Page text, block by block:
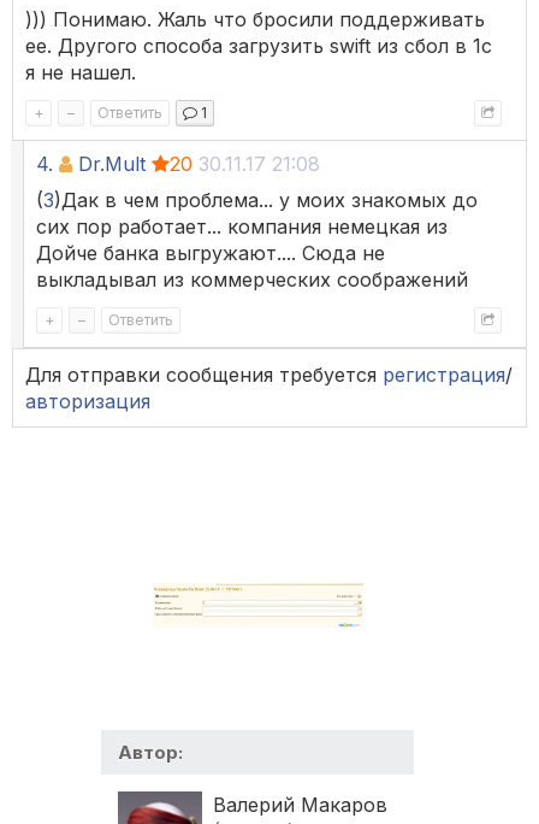
))) Понимаю. Жаль что бросили поддерживать
ее. Другого способа загрузить swift из сбол в 1с
я не нашел.
+ – Ответить 1
4. Dr.Mult 20 30.11.17 21:08
(3)Дак в чем проблема... у моих знакомых до
сих пор работает... компания немецкая из
Дойче банка выгружают.... Сюда не
выкладывал из коммерческих соображений
+ – Ответить
Для отправки сообщения требуется регистрация/
авторизация
Автор:
Валерий Макаров